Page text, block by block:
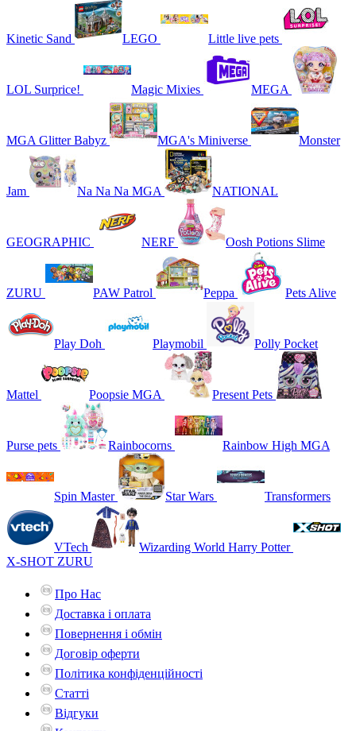
Kinetic Sand LEGO Little live pets
LOL Surprice! Magic Mixies MEGA
MGA Glitter Babyz MGA's Miniverse Monster
Jam Na Na Na MGA NATIONAL
GEOGRAPHIC NERF Oosh Potions Slime
ZURU PAW Patrol Peppa Pets Alive
Play Doh Playmobil Polly Pocket
Mattel Poopsie MGA Present Pets
Purse pets Rainbocorns Rainbow High MGA
Spin Master Star Wars Transformers
VTech
Wizarding World Harry Potter
X-SHOT ZURU
Про Нас
Доставка і оплата
Повернення і обмін
Договір оферти
Політика конфіденційності
Статті
Відгуки